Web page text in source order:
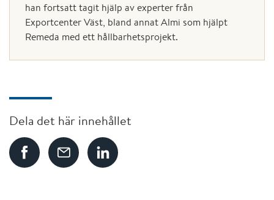
han fortsatt tagit hjälp av experter från
Exportcenter Väst, bland annat Almi som hjälpt
Remeda med ett hållbarhetsprojekt.
Dela det här innehållet